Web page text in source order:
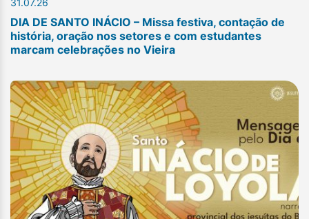
DIA DE SANTO INÁCIO – Missa festiva, contação de
história, oração nos setores e com estudantes
marcam celebrações no Vieira